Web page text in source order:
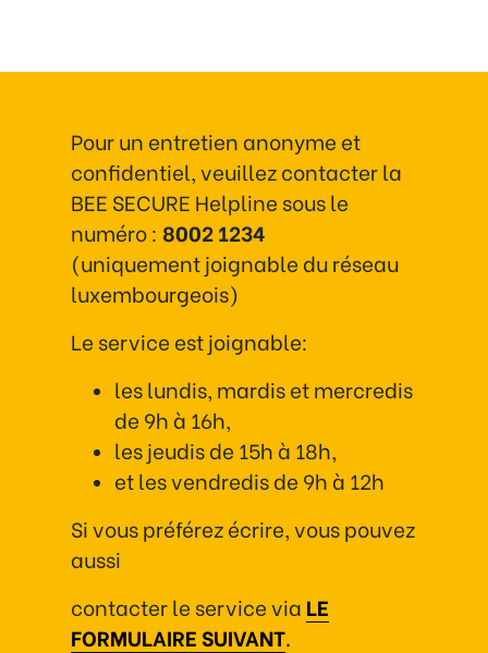
Pour un entretien anonyme et
confidentiel, veuillez contacter la
BEE SECURE Helpline sous le
numéro : 8002 1234
(uniquement joignable du réseau
luxembourgeois)
Le service est joignable:
les lundis, mardis et mercredis
de 9h à 16h,
les jeudis de 15h à 18h,
et les vendredis de 9h à 12h
Si vous préférez écrire, vous pouvez
aussi
contacter le service via LE
FORMULAIRE SUIVANT.